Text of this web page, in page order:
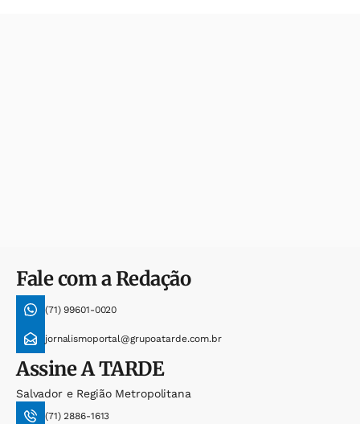
Fale com a Redação
(71) 99601-0020
jornalismoportal@grupoatarde.com.br
AssineA TARDE
Salvador e Região Metropolitana
(71) 2886-1613